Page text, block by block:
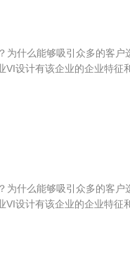
什么能够吸引众多的客
设计有该企业的企业特征
什么能够吸引众多的客
设计有该企业的企业特征